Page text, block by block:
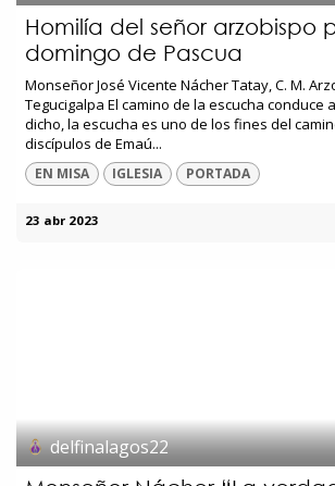
Homilía del señor arzobispo
domingo de Pascua
Monseñor José Vicente Nácher Tatay, C. M.
Tegucigalpa El camino de la escucha conduce
dicho, la escucha es uno de los fines del
discípulos de Emaú...
EN MISA IGLESIA PORTADA
23 abr 2023
delfinalagos22